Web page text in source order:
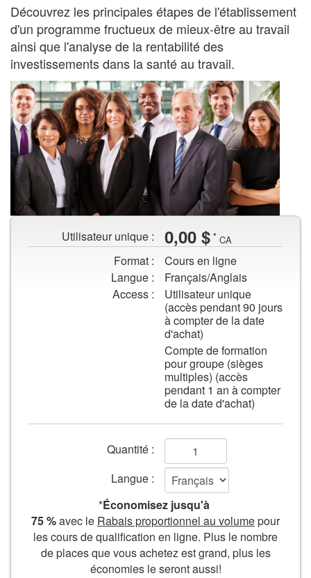
travail
Découvrez les principales étapes de l'établissement
d'un programme fructueux de mieux-être au travail
ainsi que l'analyse de la rentabilité des
investissements dans la santé au travail.
Groupe
Utilisateur unique : 0,00 $ * CA
Format :
Cours en ligne
Langue :
Français/Anglais
Access :
Utilisateur unique
(accès pendant 90 jours
à compter de la date
d'achat)
Compte de formation
pour groupe (sièges
multiples) (accès
pendant 1 an à compter
de la date d'achat)
Ajouter
au
panier
Quantité :
Langue :
*Économisez jusqu'à
75 %avec le Rabais proportionnel au volumepour
les cours de qualification en ligne. Plus le nombre
de places que vous achetez est grand, plus les
économies le seront aussi!